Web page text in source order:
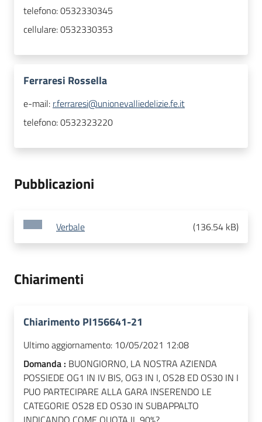
telefono:0532330345
cellulare:0532330353
Ferraresi Rossella
e-mail: r.ferraresi@unionevalliedelizie.fe.it
telefono:0532323220
Pubblicazioni
Verbale (136.54 kB)
Chiarimenti
Chiarimento PI156641-21
Ultimo aggiornamento: 10/05/2021 12:08
Domanda : BUONGIORNO, LA NOSTRA AZIENDA
POSSIEDE OG1 IN IV BIS, OG3 IN I, OS28 ED OS30 IN I
PUO PARTECIPARE ALLA GARA INSERENDO LE
CATEGORIE OS28 ED OS30 IN SUBAPPALTO